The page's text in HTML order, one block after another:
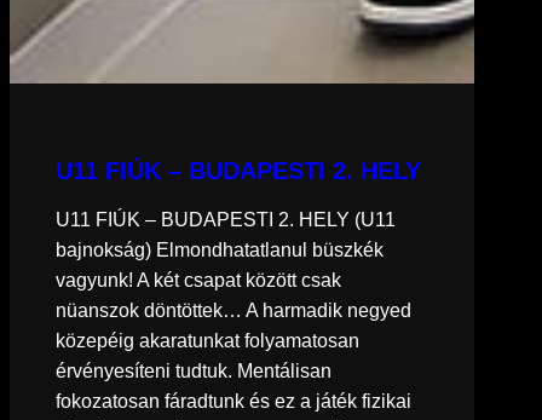
U11 FIÚK – BUDAPESTI 2. HELY
U11 FIÚK – BUDAPESTI 2. HELY (U11
bajnokság) Elmondhatatlanul büszkék
vagyunk! A két csapat között csak
nüanszok döntöttek… A harmadik negyed
közepéig akaratunkat folyamatosan
érvényesíteni tudtuk. Mentálisan
fokozatosan fáradtunk és ez a játék fizikai